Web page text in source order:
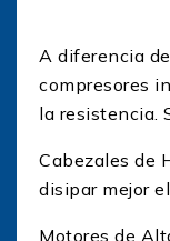
A diferencia
compresores
la resistencia.
Cabezales de
disipar mejor
Motores de